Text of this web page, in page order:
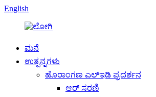
English
ಮನೆ
ಉತ್ಪನ್ನಗಳು
ಹೊರಾಂಗಣ ಎಲ್ಇಡಿ ಪ್ರದರ್ಶನ
ಆರ್ ಸರಣಿ